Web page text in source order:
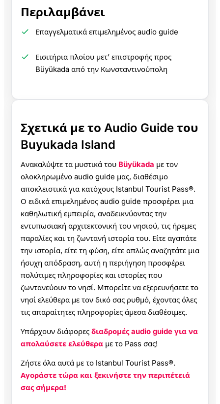
Περιλαμβάνει
Επαγγελματικά επιμελημένος audio guide
Εισιτήρια πλοίου μετ’ επιστροφής προς
Büyükada από την Κωνσταντινούπολη
Σχετικά με το Audio Guide του
Buyukada Island
Ανακαλύψτε τα μυστικά του Büyükada με τον
ολοκληρωμένο audio guide μας, διαθέσιμο
αποκλειστικά για κατόχους Istanbul Tourist Pass®.
Ο ειδικά επιμελημένος audio guide προσφέρει μια
καθηλωτική εμπειρία, αναδεικνύοντας την
εντυπωσιακή αρχιτεκτονική του νησιού, τις ήρεμες
παραλίες και τη ζωντανή ιστορία του. Είτε αγαπάτε
την ιστορία, είτε τη φύση, είτε απλώς αναζητάτε μια
ήσυχη απόδραση, αυτή η περιήγηση προσφέρει
πολύτιμες πληροφορίες και ιστορίες που
ζωντανεύουν το νησί. Μπορείτε να εξερευνήσετε το
νησί ελεύθερα με τον δικό σας ρυθμό, έχοντας όλες
τις απαραίτητες πληροφορίες άμεσα διαθέσιμες.
Υπάρχουν διάφορες διαδρομές audio guide για να
απολαύσετε ελεύθερα με το Pass σας!
Ζήστε όλα αυτά με το Istanbul Tourist Pass®.
Αγοράστε τώρα και ξεκινήστε την περιπέτειά
σας σήμερα!